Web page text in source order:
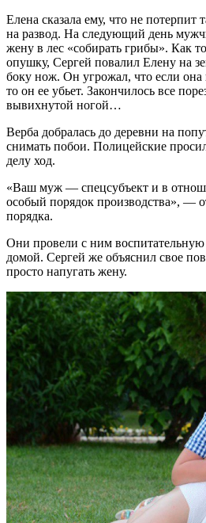
Елена сказала ему, что не потерпит
на развод. На следующий день
жену в лес «собирать грибы». Как
опушку, Сергей повалил Елену на
боку нож. Он угрожал, что если она
то он ее убьет. Закончилось все
вывихнутой ногой…
Верба добралась до деревни на
снимать побои. Полицейские
делу ход.
«Ваш муж — спецсубъект и в
особый порядок производства», —
порядка.
Они провели с ним воспитательную
домой. Сергей же объяснил свое
просто напугать жену.